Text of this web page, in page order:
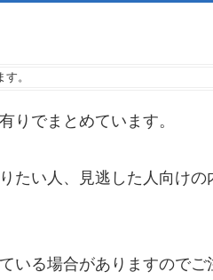
。
りでまとめています。
たい人、見逃した人向けの
いる場合がありますのでご